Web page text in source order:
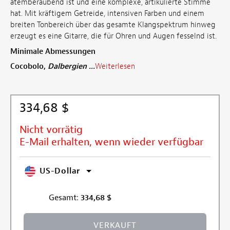
atemberaubend ist und eine komplexe, artikulierte Stimme
hat. Mit kräftigem Getreide, intensiven Farben und einem
breiten Tonbereich über das gesamte Klangspektrum hinweg
erzeugt es eine Gitarre, die für Ohren und Augen fesselnd ist.
Minimale Abmessungen
Cocobolo, Dalbergien ...Weiterlesen
334,68 $
Nicht vorrätig
E-Mail erhalten, wenn wieder verfügbar
US-Dollar
Gesamt: 334,68 $
VERKAUFT